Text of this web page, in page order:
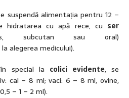
suspendă alimentația pentru 12 –
hidratarea cu apă rece, cu ser
subcutan sau oral)
alegerea medicului).
special la colici evidente, se
cal – 8 ml; vaci: 6 – 8 ml, ovine,
– 1 – 2 ml).